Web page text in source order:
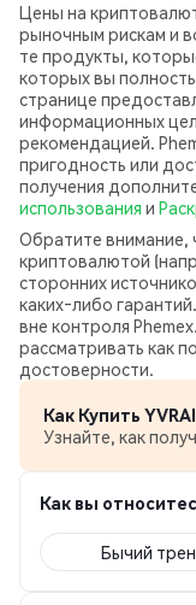
Цены на
рыночным рискам и
те продукты,
которых вы
странице
информационных
рекомендацией.
пригодность или
получения
использования и
Обратите внимание,
криптовалютой
сторонних
каких‑либо
вне контроля
рассматривать как
достоверности.
Как Купить
Узнайте, как
Как вы
Бычий